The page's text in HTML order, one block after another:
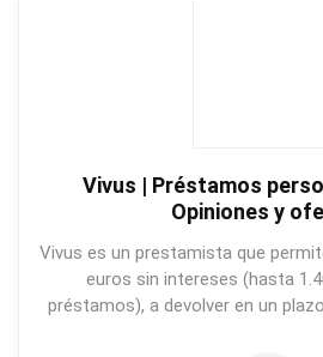
Vivus | Préstamos
Opiniones y
Vivus es un prestamista que
euros sin intereses (hasta
préstamos), a devolver en un